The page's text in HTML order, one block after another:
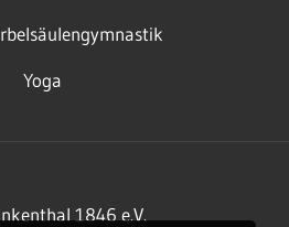
Yoga
1846 e.V.